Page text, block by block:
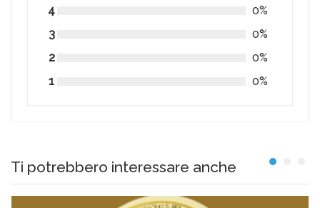
4
0%
3
0%
2
0%
1
0%
Ti potrebbero interessare anche